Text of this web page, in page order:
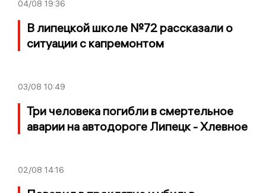
04/08 19:36
В липецкой школе №72 рассказали о
ситуации с капремонтом
03/08 10:49
Три человека погибли в смертельное
аварии на автодороге Липецк - Хлевное
02/08 14:16